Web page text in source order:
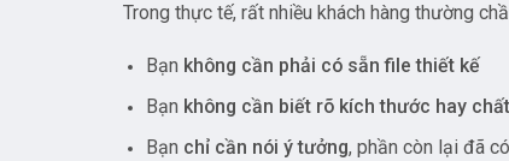
Trong thực tế, rất nhiều khách hàng thường
Bạn không cần phải có sẵn file thiết kế
Bạn không cần biết rõ kích thước hay
Bạn chỉ cần nói ý tưởng, phần còn lại đã